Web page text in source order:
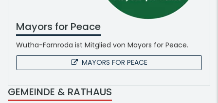
Mayors for Peace
Wutha-Farnroda ist Mitglied von Mayors for Peace.
MAYORS FOR PEACE
GEMEINDE & RATHAUS